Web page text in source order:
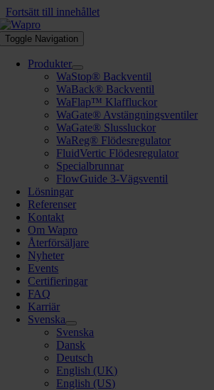
Fortsätt till innehållet
Toggle Navigation
Produkter
WaStop® Backventil
WaBack® Backventil
WaFlap™ Klaffluckor
WaGate® Avstängningsventiler
WaGate® Slussluckor
WaReg® Flödesregulator
FluidVertic Flödesregulator
Specialbrunnar
FlowGuide 3-Vägsventil
Lösningar
Referenser
Kontakt
Om Wapro
Återförsäljare
Nyheter
Events
Certifieringar
FAQ
Karriär
Svenska
Svenska
Dansk
Deutsch
English (UK)
English (US)